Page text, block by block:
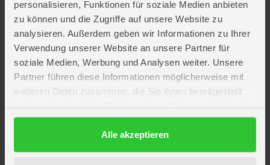
personalisieren, Funktionen für soziale Medien anbieten
zu können und die Zugriffe auf unsere Website zu
analysieren. Außerdem geben wir Informationen zu Ihrer
Verwendung unserer Website an unsere Partner für
soziale Medien, Werbung und Analysen weiter. Unsere
Partner führen diese Informationen möglicherweise mit
weiteren Daten zusammen, die Sie ihnen bereitgestellt
gesammelt haben.
DatenschutzerklärungAlle akzeptieren
Kein Angebot mehr verpassen
Zum Newsletter anmelden & Vorteile sichern
Anmelden
Gutscheine & Gewinnspiele
Neuheiten, Trends & Angebote